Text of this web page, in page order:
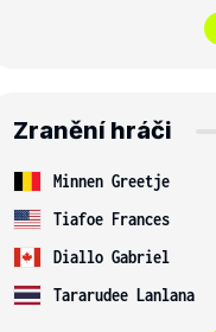
Zranění hráči
Minnen Greetje
Tiafoe Frances
Diallo Gabriel
Tararudee Lanlana